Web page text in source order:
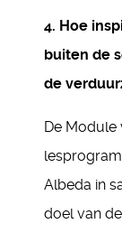
4. Hoe
buiten de
de
De Module
Albeda in
doel van